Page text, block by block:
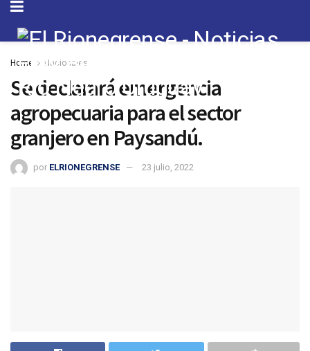
Home Nacionales
Se declarará emergencia
agropecuaria para el sector
granjero en Paysandú.
por ELRIONEGRENSE 23 julio, 2022